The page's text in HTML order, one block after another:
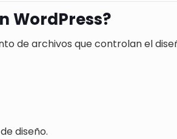
WordPress?
de archivos que controlan el
diseño.